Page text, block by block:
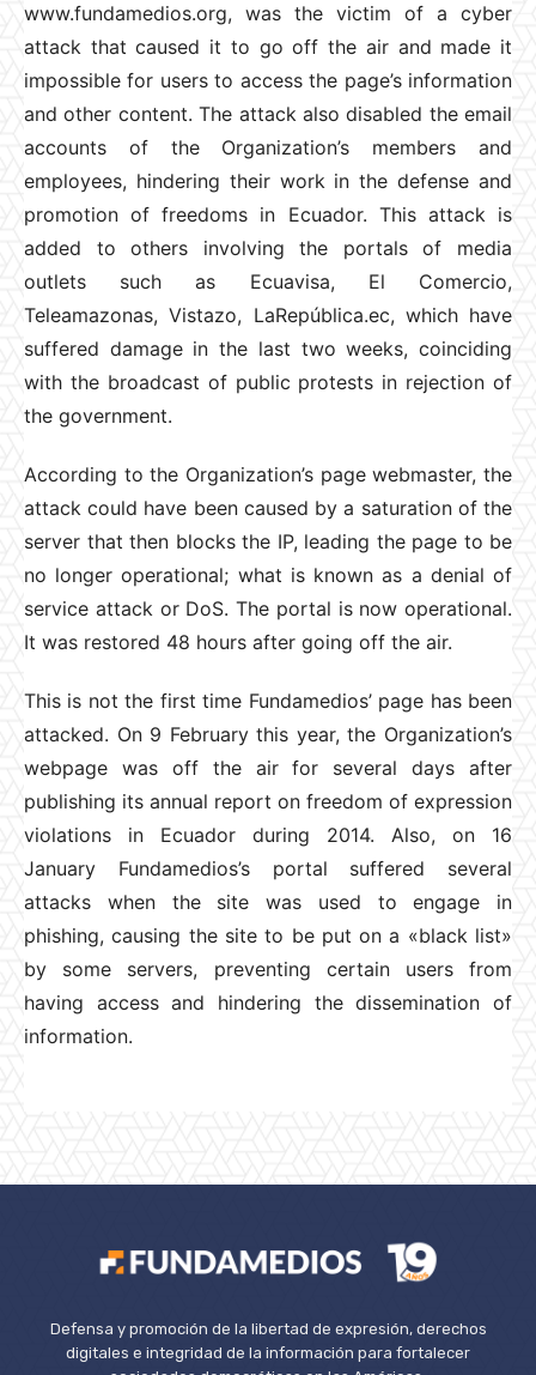
www.fundamedios.org, was the victim of a cyber
attack that caused it to go off the air and made it
impossible for users to access the page’s information
and other content. The attack also disabled the email
accounts of the Organization’s members and
employees, hindering their work in the defense and
promotion of freedoms in Ecuador. This attack is
added to others involving the portals of media
outlets such as Ecuavisa, El Comercio,
Teleamazonas, Vistazo, LaRepública.ec, which have
suffered damage in the last two weeks, coinciding
with the broadcast of public protests in rejection of
the government.
According to the Organization’s page webmaster, the
attack could have been caused by a saturation of the
server that then blocks the IP, leading the page to be
no longer operational; what is known as a denial of
service attack or DoS. The portal is now operational.
It was restored 48 hours after going off the air.
This is not the first time Fundamedios’ page has been
attacked. On 9 February this year, the Organization’s
webpage was off the air for several days after
publishing its annual report on freedom of expression
violations in Ecuador during 2014. Also, on 16
January Fundamedios’s portal suffered several
attacks when the site was used to engage in
phishing, causing the site to be put on a «black list»
by some servers, preventing certain users from
having access and hindering the dissemination of
information.
Defensa y promoción de la libertad de expresión, derechos
digitales e integridad de la información para fortalecer